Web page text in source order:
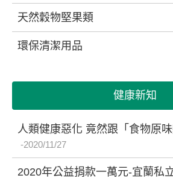
天然穀物堅果類
環保清潔用品
健康新知
人類健康惡化 竟然跟「食物原
2020/11/27
2020年公益捐款一萬元-宜蘭私